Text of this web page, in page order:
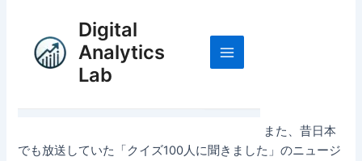
また、昔日本
でも放送していた「クイズ100人に聞きました」のニュージ